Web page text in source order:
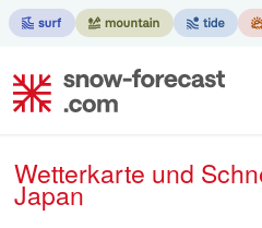
Wetterkarte und Schneebedingungen für
Japan